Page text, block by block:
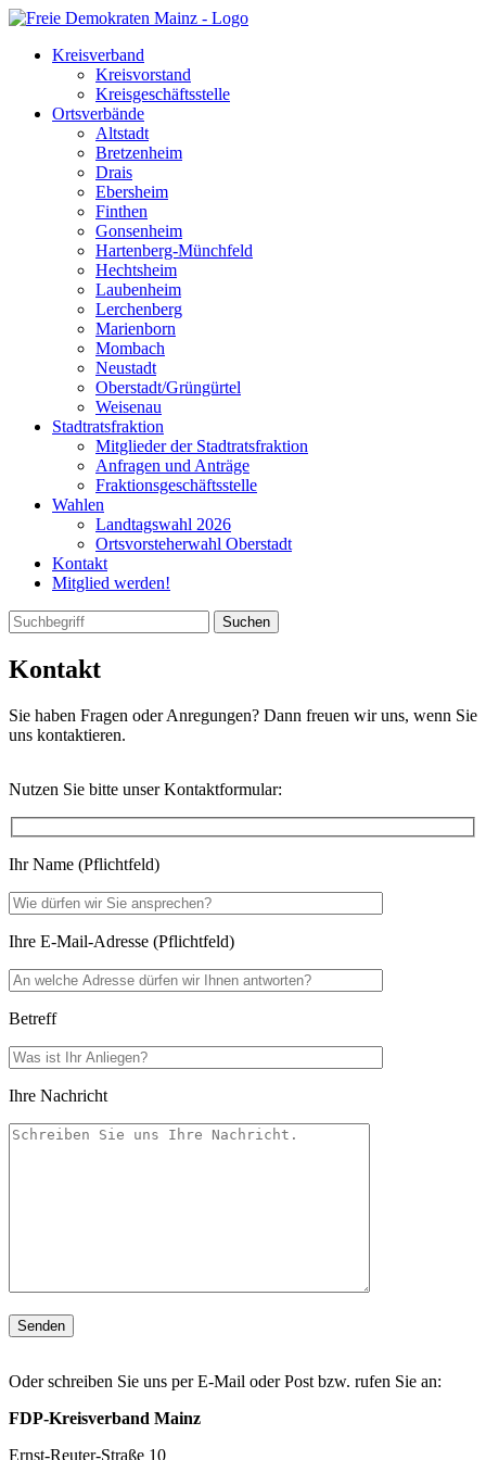
Kreisverband
Kreisvorstand
Kreisgeschäftsstelle
Ortsverbände
Altstadt
Bretzenheim
Drais
Ebersheim
Finthen
Gonsenheim
Hartenberg-Münchfeld
Hechtsheim
Laubenheim
Lerchenberg
Marienborn
Mombach
Neustadt
Oberstadt/Grüngürtel
Weisenau
Stadtratsfraktion
Mitglieder der Stadtratsfraktion
Anfragen und Anträge
Fraktionsgeschäftsstelle
Wahlen
Landtagswahl 2026
Ortsvorsteherwahl Oberstadt
Kontakt
Mitglied werden!
Kontakt
Sie haben Fragen oder Anregungen? Dann freuen wir uns, wenn Sie
uns kontaktieren.
Nutzen Sie bitte unser Kontaktformular:
Ihr Name (Pflichtfeld)
Ihre E-Mail-Adresse (Pflichtfeld)
Betreff
Ihre Nachricht
Oder schreiben Sie uns per E-Mail oder Post bzw. rufen Sie an:
FDP-Kreisverband Mainz
Ernst-Reuter-Straße 10